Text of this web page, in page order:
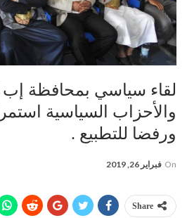
لقاء سياسي بمحافظة إب
والأحزاب السياسية
ورفضا للتطبيع .
On فبراير 26, 2019
Share